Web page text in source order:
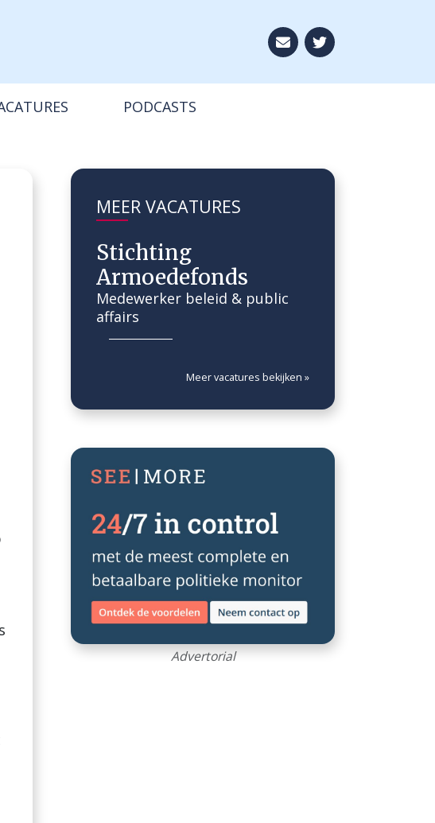
Aboneer op onze
PODCASTS
MEER VACATURES
Stichting
Armoedefonds
Medewerker beleid & public
affairs
Meer vacatures bekijken »
Advertorial